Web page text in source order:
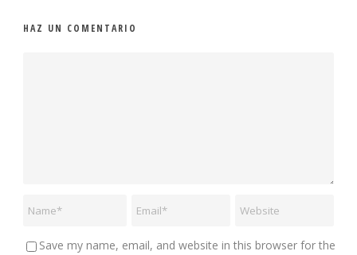
HAZ UN COMENTARIO
Save my name, email, and website in this browser for the